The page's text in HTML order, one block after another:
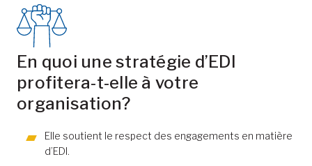
En quoi une stratégie d’EDI
profitera-t-elle à votre
organisation?
Elle soutient le respect des engagements en matière
d’EDI.